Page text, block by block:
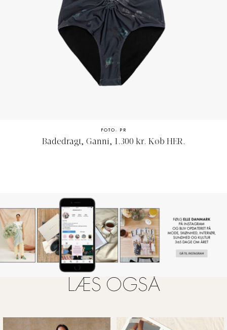
FOTO: PR
Badedragt, Ganni, 1.300 kr. Køb HER.
LÆS OGSÅ